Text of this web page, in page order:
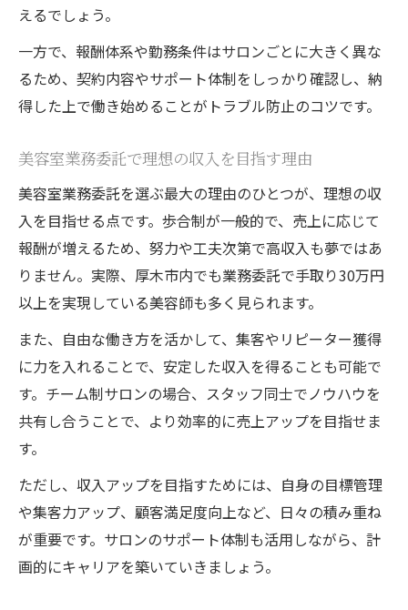
えるでしょう。
一方で、報酬体系や勤務条件はサロンごとに大きく異な
るため、契約内容やサポート体制をしっかり確認し、納
得した上で働き始めることがトラブル防止のコツです。
美容室業務委託で理想の収入を目指す理由
美容室業務委託を選ぶ最大の理由のひとつが、理想の収
入を目指せる点です。歩合制が一般的で、売上に応じて
報酬が増えるため、努力や工夫次第で高収入も夢ではあ
りません。実際、厚木市内でも業務委託で手取り30万円
以上を実現している美容師も多く見られます。
また、自由な働き方を活かして、集客やリピーター獲得
に力を入れることで、安定した収入を得ることも可能で
す。チーム制サロンの場合、スタッフ同士でノウハウを
共有し合うことで、より効率的に売上アップを目指せま
す。
ただし、収入アップを目指すためには、自身の目標管理
や集客力アップ、顧客満足度向上など、日々の積み重ね
が重要です。サロンのサポート体制も活用しながら、計
画的にキャリアを築いていきましょう。